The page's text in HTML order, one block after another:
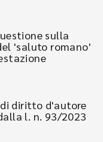
sulla
'saluto romano'
diritto d'autore
l. n. 93/2023